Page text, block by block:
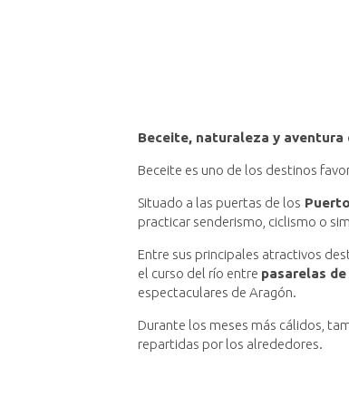
Beceite, naturaleza y
Beceite es uno de los destinos
Situado a las puertas de los
practicar senderismo, ciclismo o
Entre sus principales atractivos
el curso del río entre pasarelas de
espectaculares de Aragón.
Durante los meses más cálidos,
repartidas por los alrededores.